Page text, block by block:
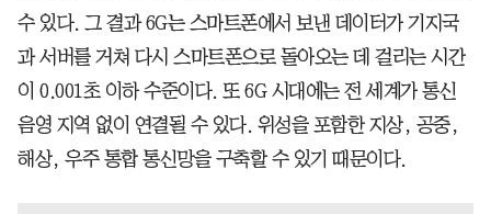
수 있다. 그 결과 6G는 스마트폰에서 보낸 데이터가 기지국
과 서버를 거쳐 다시 스마트폰으로 돌아오는 데 걸리는 시간
이 0.001초 이하 수준이다. 또 6G 시대에는 전 세계가 통신
음영 지역 없이 연결될 수 있다. 위성을 포함한 지상, 공중,
해상, 우주 통합 통신망을 구축할 수 있기 때문이다.